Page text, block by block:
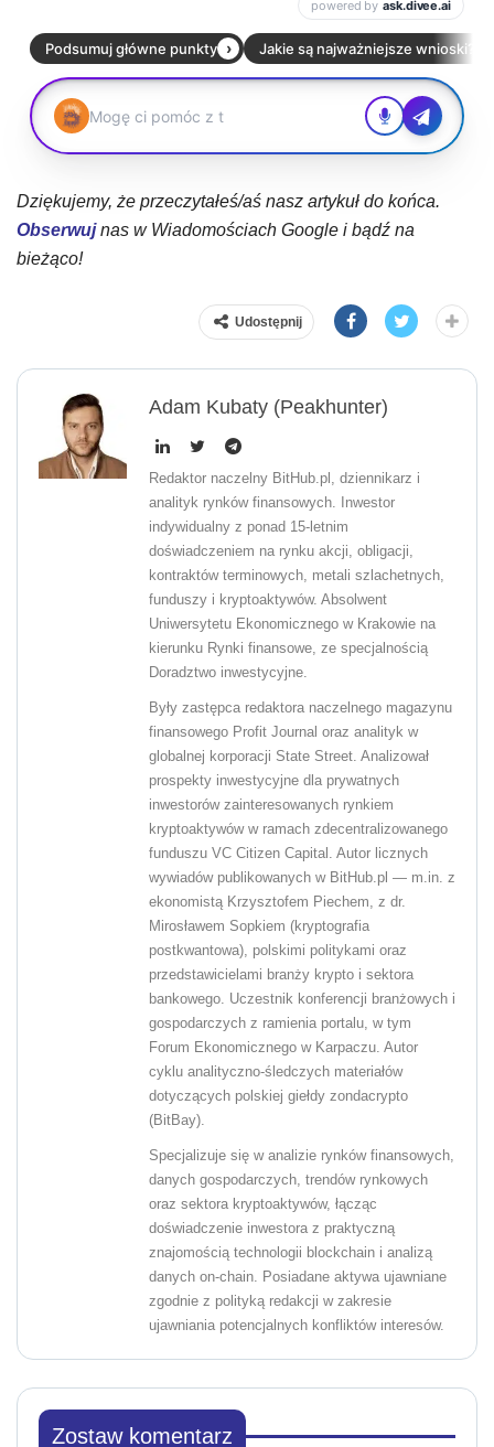
Dziękujemy, że przeczytałeś/aś nasz artykuł do końca.
Obserwujnas w Wiadomościach Google i bądź na
bieżąco!
Udostępnij
Adam Kubaty (peakhunter)
Redaktor naczelny BitHub.pl, dziennikarz i
analityk rynków finansowych. Inwestor
indywidualny z ponad 15-letnim
doświadczeniem na rynku akcji, obligacji,
kontraktów terminowych, metali szlachetnych,
funduszy i kryptoaktywów. Absolwent
Uniwersytetu Ekonomicznego w Krakowie na
kierunku Rynki finansowe, ze specjalnością
Doradztwo inwestycyjne.
Były zastępca redaktora naczelnego magazynu
finansowego Profit Journal oraz analityk w
globalnej korporacji State Street. Analizował
prospekty inwestycyjne dla prywatnych
inwestorów zainteresowanych rynkiem
kryptoaktywów w ramach zdecentralizowanego
funduszu VC Citizen Capital. Autor licznych
wywiadów publikowanych w BitHub.pl — m.in. z
ekonomistą Krzysztofem Piechem, z dr.
Mirosławem Sopkiem (kryptografia
postkwantowa), polskimi politykami oraz
przedstawicielami branży krypto i sektora
bankowego. Uczestnik konferencji branżowych i
gospodarczych z ramienia portalu, w tym
Forum Ekonomicznego w Karpaczu. Autor
cyklu analityczno-śledczych materiałów
dotyczących polskiej giełdy zondacrypto
(BitBay).
Specjalizuje się w analizie rynków finansowych,
danych gospodarczych, trendów rynkowych
oraz sektora kryptoaktywów, łącząc
doświadczenie inwestora z praktyczną
znajomością technologii blockchain i analizą
danych on-chain. Posiadane aktywa ujawniane
zgodnie z polityką redakcji w zakresie
ujawniania potencjalnych konfliktów interesów.
Zostaw komentarz